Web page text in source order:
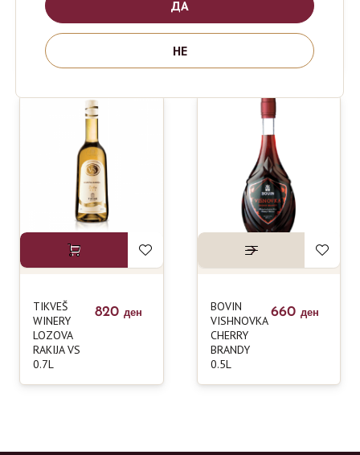
ABSOLUT
VODKA NRF
1190
J&B RARE
WHISKEY
1390
TIKVEŠ
WINERY
LOZOVA
RAKIJA VS
0.7L
820 ден
BOVIN
VISHNOVKA
CHERRY
BRANDY
0.5L
660 ден
ДА
НЕ